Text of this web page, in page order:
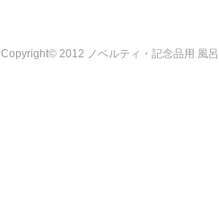
Copyright© 2012 ノベルティ・記念品用 風